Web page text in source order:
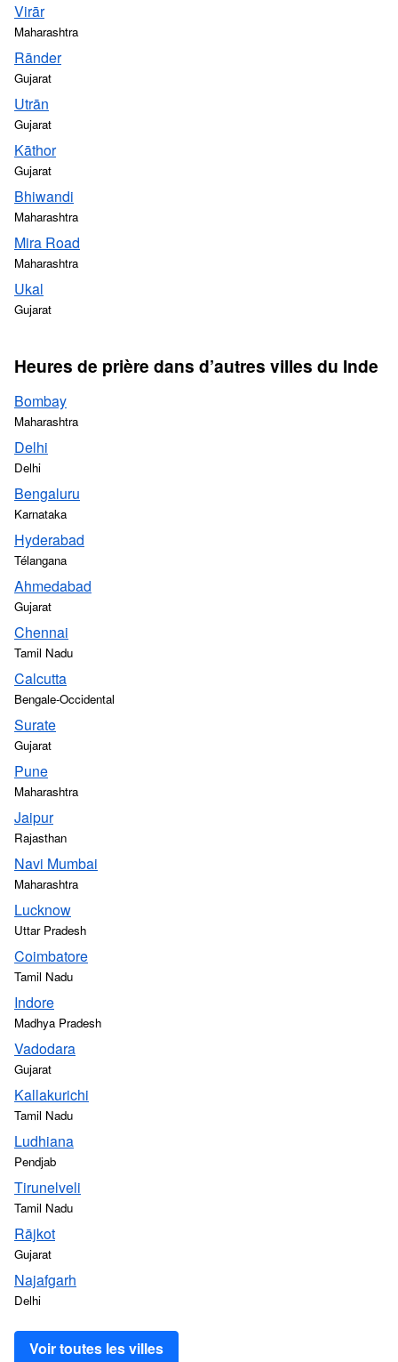
Virār
Maharashtra
Rānder
Gujarat
Utrān
Gujarat
Kāthor
Gujarat
Bhiwandi
Maharashtra
Mira Road
Maharashtra
Ukal
Gujarat
Heures de prière dans d’autres villes du Inde
Bombay
Maharashtra
Delhi
Delhi
Bengaluru
Karnataka
Hyderabad
Télangana
Ahmedabad
Gujarat
Chennai
Tamil Nadu
Calcutta
Bengale-Occidental
Surate
Gujarat
Pune
Maharashtra
Jaipur
Rajasthan
Navi Mumbai
Maharashtra
Lucknow
Uttar Pradesh
Coimbatore
Tamil Nadu
Indore
Madhya Pradesh
Vadodara
Gujarat
Kallakurichi
Tamil Nadu
Ludhiana
Pendjab
Tirunelveli
Tamil Nadu
Rājkot
Gujarat
Najafgarh
Delhi
Voir toutes les villes